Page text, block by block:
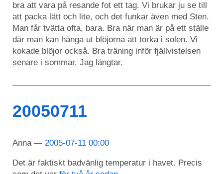
bra att vara på resande fot ett tag. Vi brukar ju se till
att packa lätt och lite, och det funkar även med Sten.
Man får tvätta ofta, bara. Bra när man är på ett ställe
där man kan hänga ut blöjorna att torka i solen. Vi
kokade blöjor också. Bra träning inför fjällvistelsen
senare i sommar. Jag längtar.
20050711
Anna 2005-07-11 00:00
Det är faktiskt badvänlig temperatur i havet. Precis